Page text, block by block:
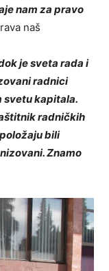
nam za pravo
naš
je sveta rada i
radnici
svetu kapitala.
radničkih
bili
Znamo